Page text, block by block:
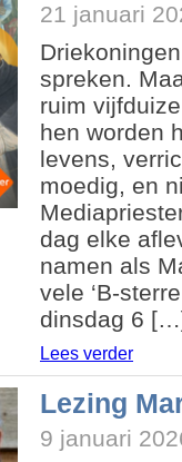
21 januari
spreken.
ruim
hen worden
levens,
moedig, en
dag elke
namen als
vele ‘B-
dinsdag 6
Lees verder
Lezing
9 januari